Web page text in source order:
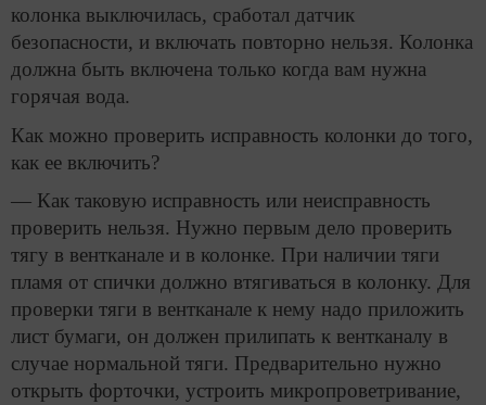
колонка выключилась, сработал датчик
безопасности, и включать повторно нельзя. Колонка
должна быть включена только когда вам нужна
горячая вода.
Как можно проверить исправность колонки до того,
как ее включить?
— Как таковую исправность или неисправность
проверить нельзя. Нужно первым дело проверить
тягу в вентканале и в колонке. При наличии тяги
пламя от спички должно втягиваться в колонку. Для
проверки тяги в вентканале к нему надо приложить
лист бумаги, он должен прилипать к вентканалу в
случае нормальной тяги. Предварительно нужно
открыть форточки, устроить микропроветривание,